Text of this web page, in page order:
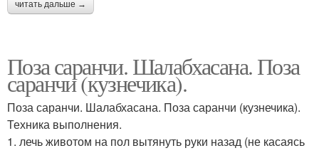
читать дальше →
Поза саранчи. Шалабхасана. Поза
саранчи (кузнечика).
Поза саранчи. Шалабхасана. Поза саранчи (кузнечика).
Техника выполнения.
1. лечь животом на пол вытянуть руки назад (не касаясь